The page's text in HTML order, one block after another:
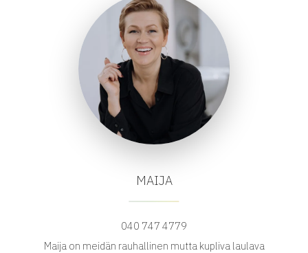
MAIJA
040 747 4779
Maija on meidän rauhallinen mutta kupliva laulava